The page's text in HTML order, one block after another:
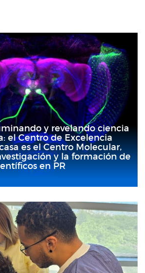
y revelando ciencia
el Centro de Excelencia
es el Centro Molecular,
y la formación de
en PR